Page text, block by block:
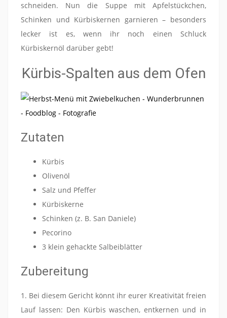
schneiden. Nun die Suppe mit Apfelstückchen,
Schinken und Kürbiskernen garnieren – besonders
lecker ist es, wenn ihr noch einen Schluck
Kürbiskernöl darüber gebt!
Kürbis-Spalten aus dem Ofen
Zutaten
Kürbis
Olivenöl
Salz und Pfeffer
Kürbiskerne
Schinken (z. B. San Daniele)
Pecorino
3 klein gehackte Salbeiblätter
Zubereitung
1. Bei diesem Gericht könnt ihr eurer Kreativität freien
Lauf lassen: Den Kürbis waschen, entkernen und in